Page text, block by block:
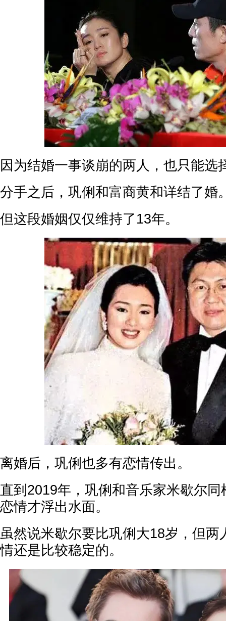
因为结婚一事谈崩的两人，也只能选
分手之后，巩俐和富商黄和详结了婚
但这段婚姻仅仅维持了13年。
离婚后，巩俐也多有恋情传出。
直到2019年，巩俐和音乐家米歇尔
恋情才浮出水面。
虽然说米歇尔要比巩俐大18岁，但两
情还是比较稳定的。